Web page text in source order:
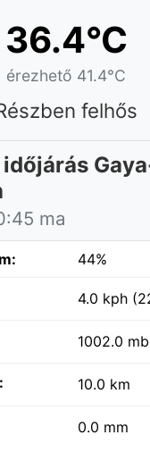
36.4°C
érezhető 41.4°C
felhős
ma
44%
4.0 kph
1002.0 mb
10.0 km
0.0 mm